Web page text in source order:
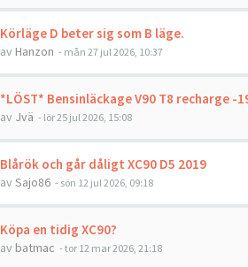
Körläge D beter sig som B läge.
av Hanzon - mån 27 jul 2026, 10:37
*LÖST* Bensinläckage V90 T8 recharge -
av Jvä - lör 25 jul 2026, 15:08
Blårök och går dåligt XC90 D5 2019
av Sajo86 - sön 12 jul 2026, 09:18
Köpa en tidig XC90?
av batmac - tor 12 mar 2026, 21:18